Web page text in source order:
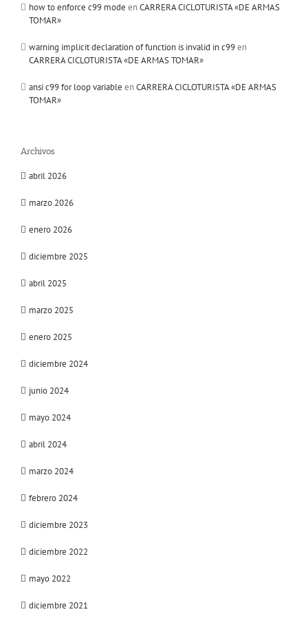
how to enforce c99 mode enCARRERA CICLOTURISTA «DE ARMAS
TOMAR»
warning implicit declaration of function is invalid in c99en
CARRERA CICLOTURISTA «DE ARMAS TOMAR»
ansi c99 for loop variable enCARRERA CICLOTURISTA «DE ARMAS
TOMAR»
Archivos
abril 2026
marzo 2026
enero 2026
diciembre 2025
abril 2025
marzo 2025
enero 2025
diciembre 2024
junio 2024
mayo 2024
abril 2024
marzo 2024
febrero 2024
diciembre 2023
diciembre 2022
mayo 2022
diciembre 2021